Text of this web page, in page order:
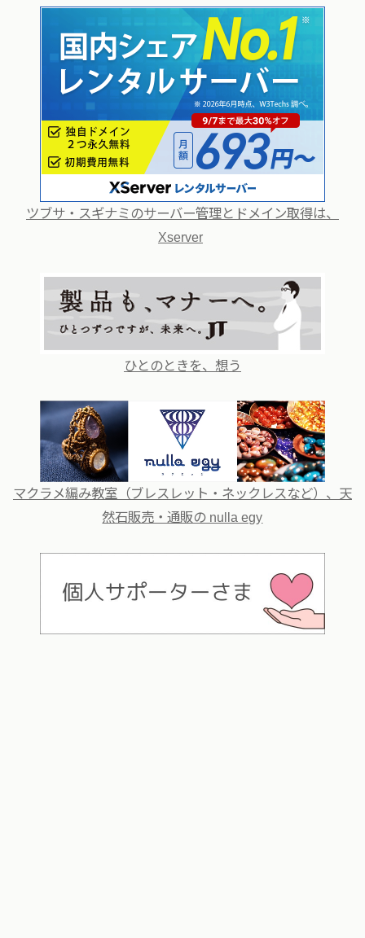
ツブサ・スギナミのサーバー管理とドメイン取得は、
Xserver
ひとのときを、想う
マクラメ編み教室（ブレスレット・ネックレスなど）、天
然石販売・通販の nulla egy